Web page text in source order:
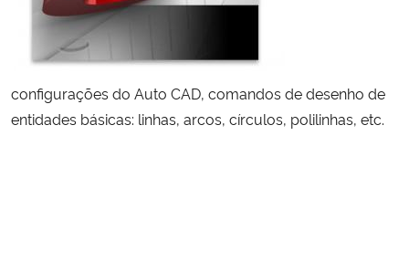
configurações do Auto CAD, comandos de desenho de
entidades básicas: linhas, arcos, círculos, polilinhas, etc.